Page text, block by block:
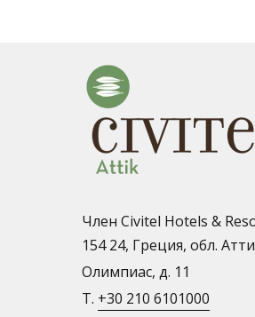
Член Civitel Hotels &
154 24, Греция, обл.
Олимпиас, д. 11
T. +30 210 6101000